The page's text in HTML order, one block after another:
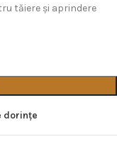
tăiere şi aprindere
dorințe